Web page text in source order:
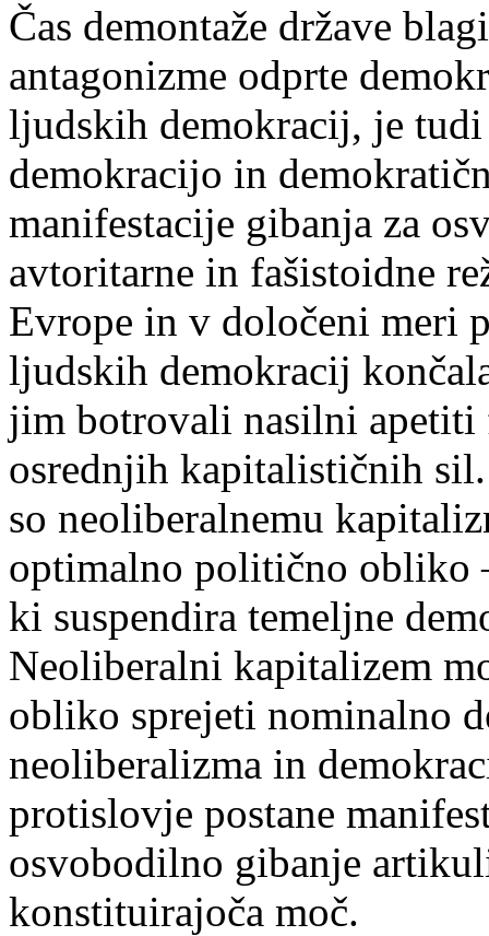
Čas demontaže države
antagonizme odprte
ljudskih demokracij, je
demokracijo in
manifestacije gibanja za
avtoritarne in fašistoidne
Evrope in v določeni meri
ljudskih demokracij
jim botrovali nasilni
osrednjih kapitalističnih
so neoliberalnemu
optimalno politično obliko
ki suspendira temeljne
Neoliberalni kapitalizem
obliko sprejeti nominalno
neoliberalizma in
protislovje postane
osvobodilno gibanje
konstituirajoča moč.